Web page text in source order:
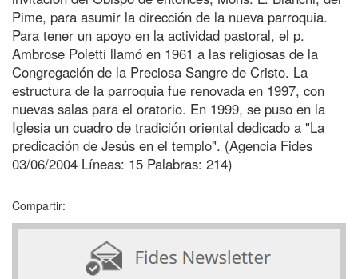
Pime, para asumir la dirección de la nueva parroquia.
Para tener un apoyo en la actividad pastoral, el p.
Ambrose Poletti llamó en 1961 a las religiosas de la
Congregación de la Preciosa Sangre de Cristo. La
estructura de la parroquia fue renovada en 1997, con
nuevas salas para el oratorio. En 1999, se puso en la
Iglesia un cuadro de tradición oriental dedicado a "La
predicación de Jesús en el templo". (Agencia Fides
03/06/2004 Líneas: 15 Palabras: 214)
Compartir: